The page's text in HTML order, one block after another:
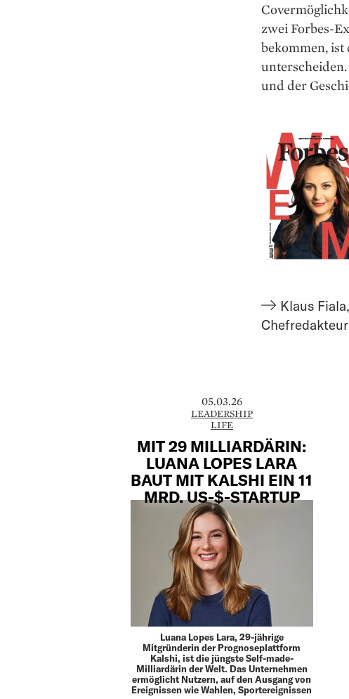
zwei Forbes-
bekommen, ist
und der
Klaus Fiala,
Chefredakteur
05.03.26
LEADERSHIP
LIFE
MIT 29 MILLIARDÄRIN:
LUANA LOPES LARA
BAUT MIT KALSHI EIN 11
MRD. US-$-STARTUP
Luana Lopes Lara, 29-jährige
Mitgründerin der Prognoseplattform
Kalshi, ist die jüngste Self-made-
Milliardärin der Welt. Das Unternehmen
ermöglicht Nutzern, auf den Ausgang von
Ereignissen wie Wahlen, Sportereignissen